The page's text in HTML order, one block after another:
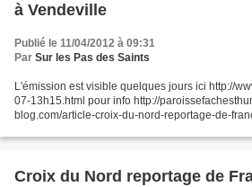
à Vendeville
Publié le 11/04/2012 à 09:31
Par Sur les Pas des Saints
L'émission est visible quelques jours ici http://
07-13h15.html pour info http://
blog.com/article-croix-du-nord-reportage-de-
Croix du Nord reportage de